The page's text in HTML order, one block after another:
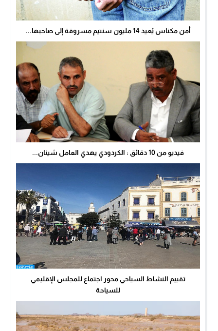
أمن مكناس يُعيد 14 مليون سنتيم مسروقة إلى صاحبها...
فيديو من 10 دقائق : الكردودي يهدي العامل شينان...
تقييم النشاط السياحي محور اجتماع للمجلس الإقليمي
للسياحة